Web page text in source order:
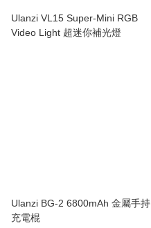
Ulanzi VL15 Super-Mini RGB
Video Light 超迷你補光燈
Ulanzi BG-2 6800mAh 金屬手持
充電棍